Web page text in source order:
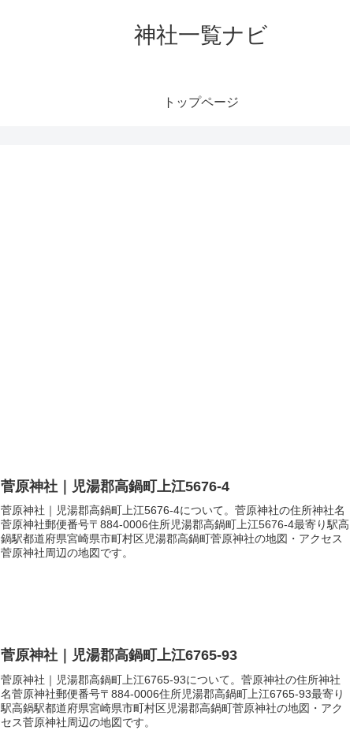
神社一覧ナビ
トップページ
菅原神社｜児湯郡高鍋町上江5676-4
菅原神社｜児湯郡高鍋町上江5676-4について。菅原神社の住所神社名
菅原神社郵便番号〒884-0006住所児湯郡高鍋町上江5676-4最寄り駅高
鍋駅都道府県宮崎県市町村区児湯郡高鍋町菅原神社の地図・アクセス
菅原神社周辺の地図です。
菅原神社｜児湯郡高鍋町上江6765-93
菅原神社｜児湯郡高鍋町上江6765-93について。菅原神社の住所神社
名菅原神社郵便番号〒884-0006住所児湯郡高鍋町上江6765-93最寄り
駅高鍋駅都道府県宮崎県市町村区児湯郡高鍋町菅原神社の地図・アク
セス菅原神社周辺の地図です。